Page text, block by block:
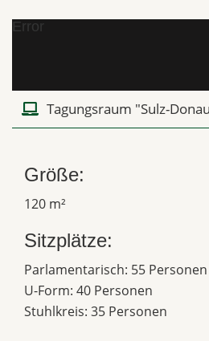
Error
Tagungsraum "Sulz-
Größe:
120 m²
Sitzplätze:
Parlamentarisch: 55 Personen
U-Form: 40 Personen
Stuhlkreis: 35 Personen